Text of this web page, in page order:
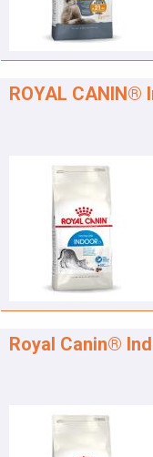
ROYAL CANIN®
Royal Canin®